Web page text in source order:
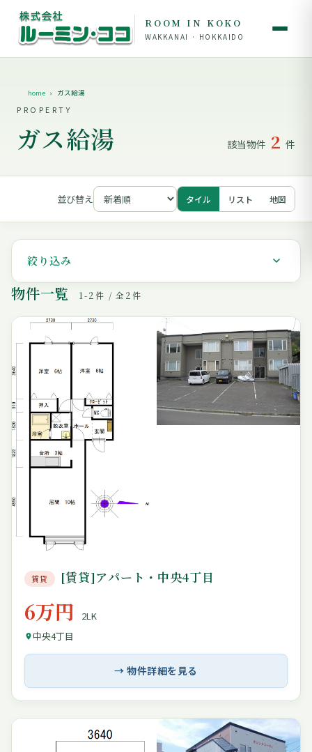
ROOM IN KOKO
WAKKANAI · HOKKAIDO
home ガス給湯
PROPERTY
ガス給湯 該当物件 2 件
並び替え タイル リスト 地図
絞り込み
物件一覧 1-2件 / 全2件
賃貸 [賃貸]アパート・中央4丁目
6万円
2LK
中央4丁目
→ 物件詳細を見る